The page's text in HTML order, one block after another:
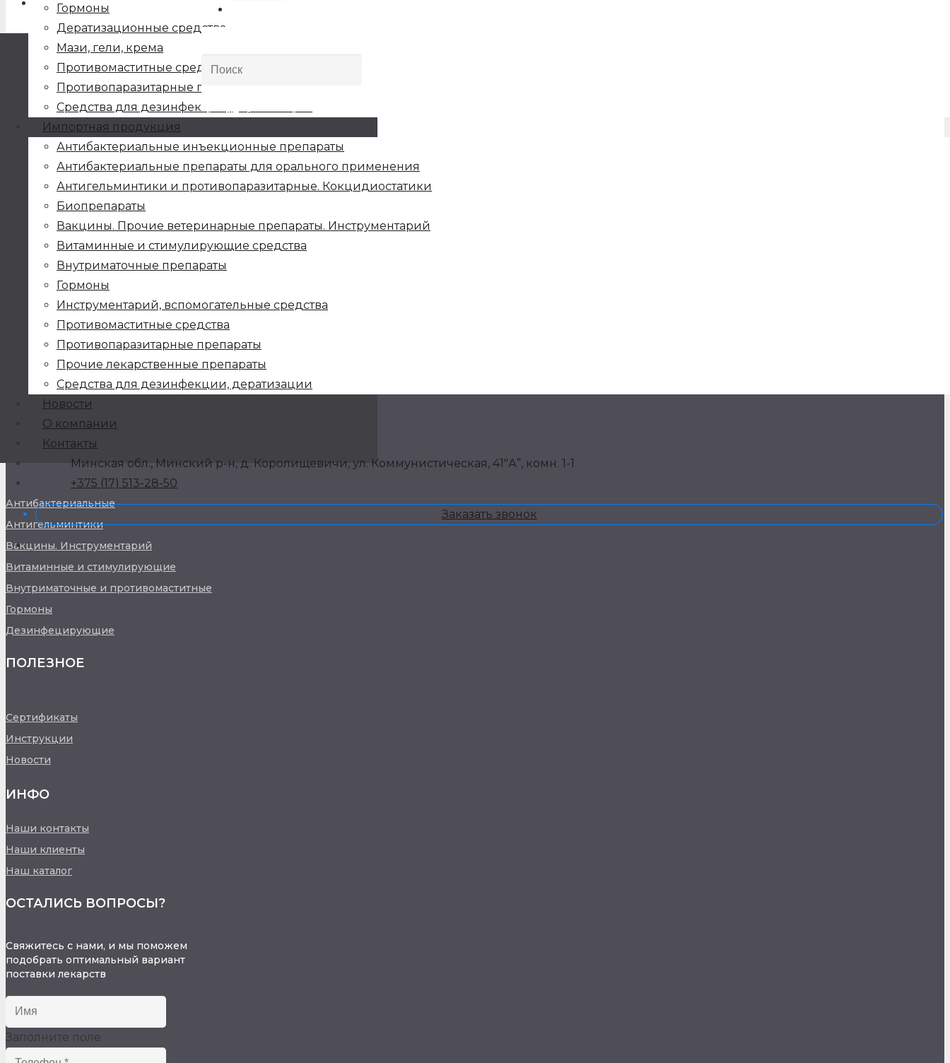
Гормоны
Дератизационные средства
Мази, гели, крема
Противомаститные средства
Противопаразитарные препараты
Средства для дезинфекции, дератизации
Импортная продукция
Антибактериальные инъекционные препараты
Антибактериальные препараты для орального применения
Антигельминтики и противопаразитарные. Кокцидиостатики
Биопрепараты
Вакцины. Прочие ветеринарные препараты. Инструментарий
Витаминные и стимулирующие средства
Внутриматочные препараты
Гормоны
Инструментарий, вспомогательные средства
Противомаститные средства
Противопаразитарные препараты
Прочие лекарственные препараты
Средства для дезинфекции, дератизации
Новости
О компании
Контакты
Минская обл., Минский р-н, д. Королищевичи, ул. Коммунистическая, 41″А”, комн. 1-1
+375 (17) 513-28-50
Заказать звонок
Полисолвет
Подробнее
Стрептоцидвет
Подробнее
ветпрепаратов
в Беларуси
+375 (17) 513-28-50
ramed2013@mail.ru
© 2007-2021 ЧТУП
НАШИ ПРЕПАРАТЫ
Антибактериальные
Антигельминтики
Вакцины. Инструментарий
Витаминные и стимулирующие
Внутриматочные и противомаститные
Гормоны
Дезинфецирующие
ПОЛЕЗНОЕ
Сертификаты
Инструкции
Новости
ИНФО
Наши контакты
Наши клиенты
Наш каталог
ОСТАЛИСЬ ВОПРОСЫ?
Свяжитесь с нами, и мы поможем
подобрать оптимальный вариант
поставки лекарств
Заполните поле